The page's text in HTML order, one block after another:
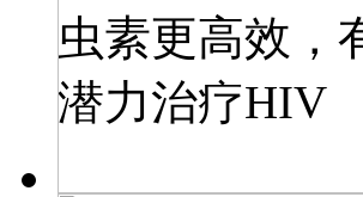
虫素更高效，
潜力治疗HIV